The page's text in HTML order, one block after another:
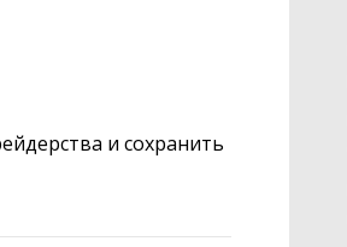
и сохранить